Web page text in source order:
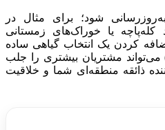
شود؛ برای مثال در
یا خوراک‌های زمستانی
کردن یک انتخاب گیاهی ساده
مشتریان بیشتری را جلب
ذائقه منطقه‌ای شما و خلاقیت